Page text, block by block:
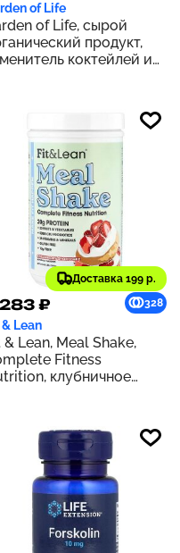
of Life
of Life, сырой
продукт,
коктейлей и
Доставка 199 р.
₽ 328
& Lean
& Lean, Meal Shake,
Fitness
клубничное